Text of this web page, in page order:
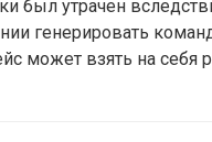
утрачен
генерировать
может взять на себя